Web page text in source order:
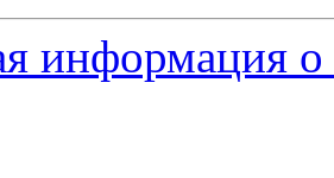
информация о